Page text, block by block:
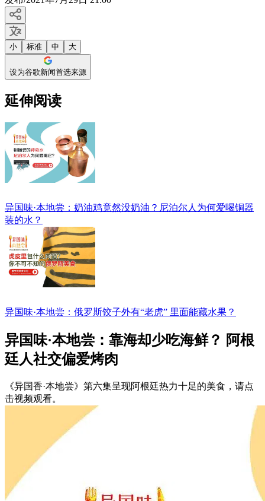
小 标准 中 大
设为谷歌新闻首选来源
延伸阅读
异国味·本地尝：奶油鸡竟然没奶油？尼泊尔人为何爱喝铜器
装的水？
异国味·本地尝：俄罗斯饺子外有“老虎” 里面能藏水果？
异国味·本地尝：靠海却少吃海鲜？ 阿根
廷人社交偏爱烤肉
《异国香·本地尝》第六集呈现阿根廷热力十足的美食，请点
击视频观看。